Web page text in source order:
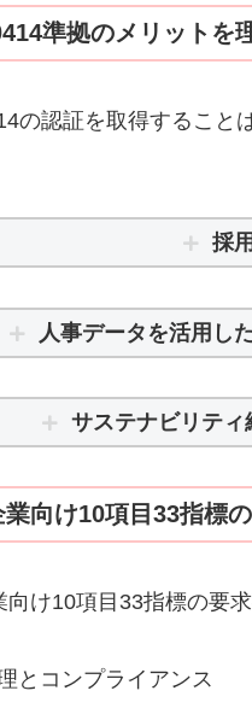
準拠のメリットを
の認証を取得すること
採
人事データを活用し
サステナビリテ
業向け10項目33指標
向け10項目33指標の要
とコンプライアンス